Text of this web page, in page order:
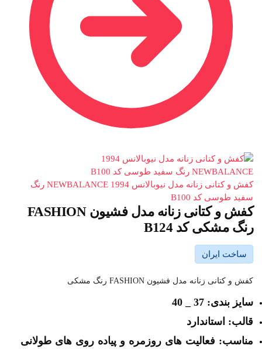
کفش و کتانی زنانه مدل نیوبالانس 1994 NEWBALANCE رنگ
سفید طوسی کد B100
کفش و کتانی زنانه مدل فشیون FASHION
رنگ مشکی کد B124
ساخت ایران
کفش و کتانی زنانه مدل فشیون FASHION رنگ مشکی
سایز بندی: 37 _ 40
قالب: استاندارد
مناسب: فعالیت های روزمره و پیاده روی های طولانی